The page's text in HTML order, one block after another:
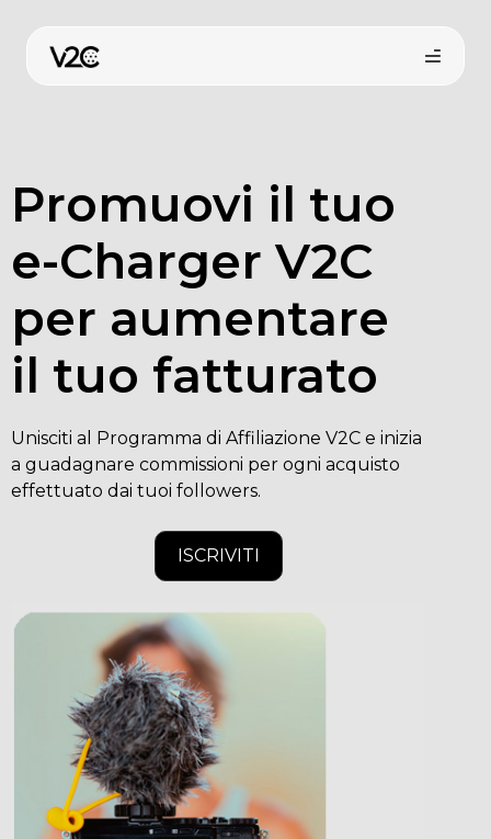
contenuto
Shop online
Promuovi il tuo
e-Charger V2C
per aumentare
il tuo fatturato
Unisciti al Programma di Affiliazione V2C e inizia
a guadagnare commissioni per ogni acquisto
effettuato dai tuoi followers.
ISCRIVITI